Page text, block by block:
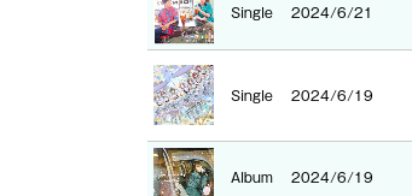
Single 2024/6/21
Single 2024/6/19
Album 2024/6/19